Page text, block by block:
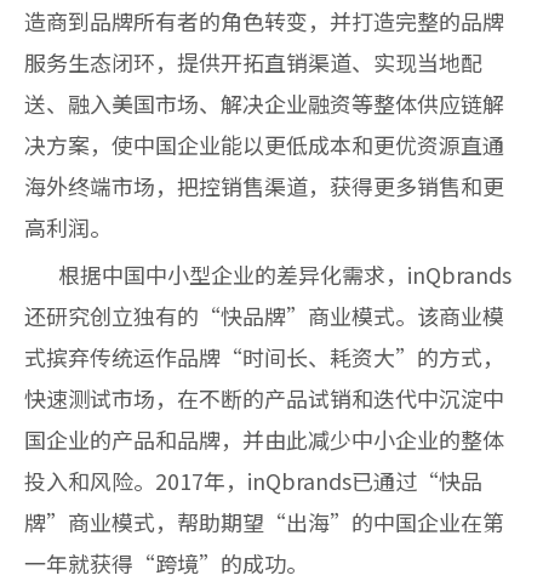
造商到品牌所有者的角色转变，并打造完整的品牌
服务生态闭环，提供开拓直销渠道、实现当地配
送、融入美国市场、解决企业融资等整体供应链解
决方案，使中国企业能以更低成本和更优资源直通
海外终端市场，把控销售渠道，获得更多销售和更
高利润。
根据中国中小型企业的差异化需求，inQbrands
还研究创立独有的“快品牌”商业模式。该商业模
式摈弃传统运作品牌“时间长、耗资大”的方式，
快速测试市场，在不断的产品试销和迭代中沉淀中
国企业的产品和品牌，并由此减少中小企业的整体
投入和风险。2017年，inQbrands已通过“快品
牌”商业模式，帮助期望“出海”的中国企业在第
一年就获得“跨境”的成功。